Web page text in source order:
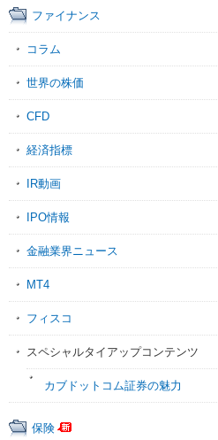
ファイナンス
コラム
世界の株価
CFD
経済指標
IR動画
IPO情報
金融業界ニュース
MT4
フィスコ
スペシャルタイアップコンテンツ
カブドットコム証券の魅力
保険